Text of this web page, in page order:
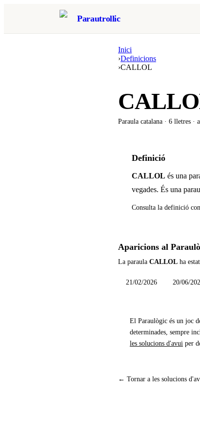
Parautrollic
Inici
›Definicions
›CALLOL
Paraula catalana · 6 lletres ·
Definició
CALLOL és una
vegades. És una
Consulta la definició
Aparicions al
La paraula CALLOL ha
21/02/2026 20/06/
El Paraulògic és un joc
determinades, sempre
les solucions d'avui per
← Tornar a les solucions